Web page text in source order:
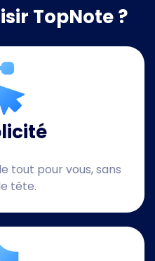
TopNote ?
tout pour vous, sans
tête.